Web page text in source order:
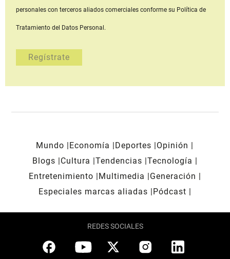
personales con terceros aliados comerciales conforme su Política de
Tratamiento del Datos Personal.
Mundo Economía Deportes
Opinión
Blogs
Cultura Tendencias Tecnología
Entretenimiento
Multimedia
Generación
Especiales marcas aliadas
Pódcast
REDES SOCIALES